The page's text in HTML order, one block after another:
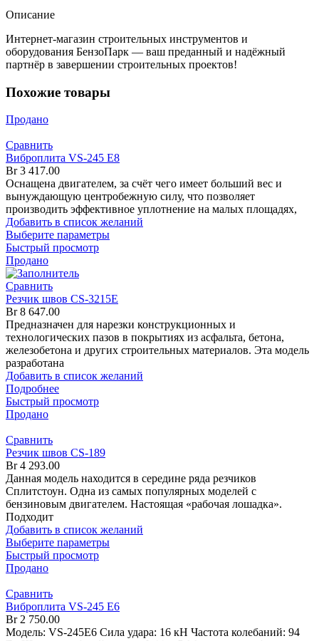
Описание
Интернет-магазин строительных инструментов и
оборудования БензоПарк — ваш преданный и надёжный
партнёр в завершении строительных проектов!
Похожие товары
Продано
Сравнить
Виброплита VS-245 E8
Br3 417.00
Оснащена двигателем, за счёт чего имеет больший вес и
вынуждающую центробежную силу, что позволяет
производить эффективное уплотнение на малых площадях,
Добавить в список желаний
Выберите параметры
Быстрый просмотр
Продано
Сравнить
Резчик швов CS-3215E
Br8 647.00
Предназначен для нарезки конструкционных и
технологических пазов в покрытиях из асфальта, бетона,
железобетона и других строительных материалов. Эта модель
разработана
Добавить в список желаний
Подробнее
Быстрый просмотр
Продано
Сравнить
Резчик швов CS-189
Br4 293.00
Данная модель находится в середине ряда резчиков
Сплитстоун. Одна из самых популярных моделей с
бензиновым двигателем. Настоящая «рабочая лошадка».
Подходит
Добавить в список желаний
Выберите параметры
Быстрый просмотр
Продано
Сравнить
Виброплита VS-245 E6
Br2 750.00
Модель: VS-245E6 Сила удара: 16 кН Частота колебаний: 94